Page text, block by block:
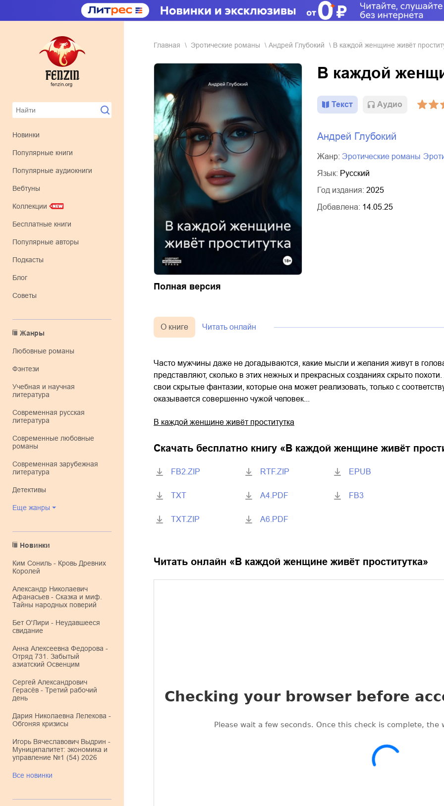
Новинки
Популярные книги
Популярные аудиокниги
Вебтуны
Коллекции
Бесплатные книги
Популярные авторы
Подкасты
Блог
Советы
Жанры
любовные романы
фэнтези
учебная и научная
литература
современная русская
литература
современные любовные
романы
современная зарубежная
литература
детективы
Еще жанры
Новинки
Ким Сониль - Кровь Древних
Королей
Александр Николаевич
Афанасьев - Сказка и миф.
Тайны народных поверий
Бет О'Лири - Неудавшееся
свидание
Анна Алексеевна Федорова -
Отряд 731. Забытый
азиатский Освенцим
Сергей Александрович
Герасёв - Третий рабочий
день
Дария Николаевна Лелекова -
Обгоняя кризисы
Игорь Вячеславович Выдрин -
Муниципалитет: экономика и
управление №1 (54) 2026
Все новинки
Главная эротические романы Андрей Глубокий В каждой женщине живёт
Полная версия
В каждой
Текст Aудио
Андрей Глубокий
Жанр: эротические романы
Язык: Русский
Год издания: 2025
Добавлена: 14.05.25
О книге Читать онлайн
Часто мужчины даже не догадываются, какие мысли и желания живут в
представляют, сколько в этих нежных и прекрасных созданиях скрыто
свои скрытые фантазии, которые она может реализовать, только с
оказывается совершенно чужой человек...
В каждой женщине живёт проститутка
Скачать бесплатно книгу « В каждой женщине живёт
FB2.ZIP
TXT
TXT.ZIP
RTF.ZIP
A4.PDF
A6.PDF
EPUB
FB3
Читать онлайн « В каждой женщине живёт проститутка»